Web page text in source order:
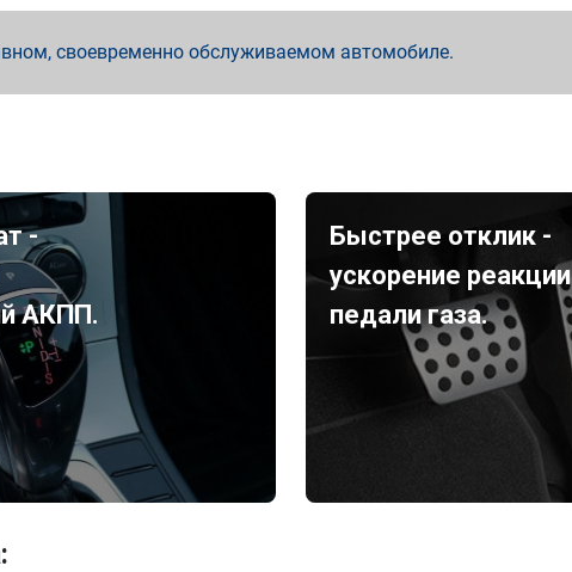
своевременно обслуживаемом автомобиле.
-
АКПП.
Быстрее отклик -
ускорение реакции
педали газа.